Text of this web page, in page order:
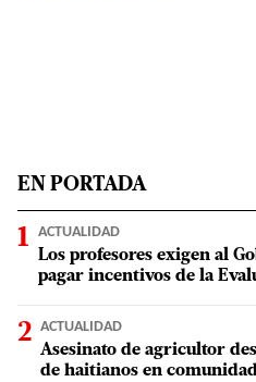
EN PORTADA
ACTUALIDAD
Los profesores exigen al
pagar incentivos de la
ACTUALIDAD
Asesinato de agricultor
de haitianos en